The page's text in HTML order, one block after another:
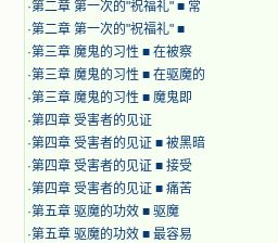
·第二章 第一次的"祝福礼" ■ 常
·第二章 第一次的"祝福礼" ■
·第三章 魔鬼的习性 ■ 在被察
·第三章 魔鬼的习性 ■ 在驱魔的
·第三章 魔鬼的习性 ■ 魔鬼即
·第四章 受害者的见证
·第四章 受害者的见证 ■ 被黑暗
·第四章 受害者的见证 ■ 接受
·第四章 受害者的见证 ■ 痛苦
·第五章 驱魔的功效 ■ 驱魔
·第五章 驱魔的功效 ■ 最容易